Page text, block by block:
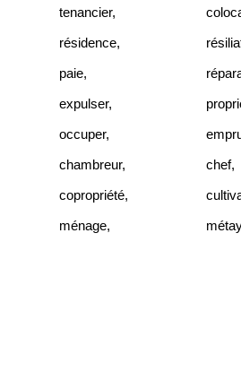
tenancier,
résidence,
paie,
expulser,
occuper,
chambreur, chef,
copropriété,
ménage,